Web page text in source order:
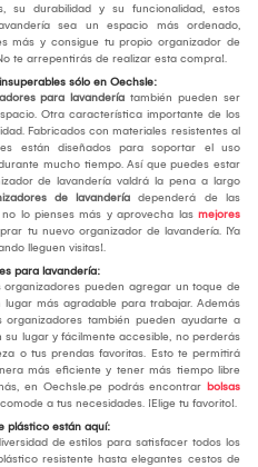
su durabilidad y su funcionalidad, estos
sea un espacio más ordenado,
más y consigue tu propio organizador de
te arrepentirás de realizar esta compra!.
sólo en Oechsle:
para lavandería también pueden ser
Otra característica importante de los
Fabricados con materiales resistentes al
están diseñados para soportar el uso
mucho tiempo. Así que puedes estar
de lavandería valdrá la pena a largo
de lavandería dependerá de las
lo pienses más y aprovecha las mejores
tu nuevo organizador de lavandería. ¡Ya
lleguen visitas!.
para lavandería:
pueden agregar un toque de
más agradable para trabajar. Además
también pueden ayudarte a
lugar y fácilmente accesible, no perderás
o tus prendas favoritas. Esto te permitirá
más eficiente y tener más tiempo libre
en Oechsle.pe podrás encontrar bolsas
a tus necesidades. ¡Elige tu favorito!.
plástico están aquí:
de estilos para satisfacer todos los
resistente hasta elegantes cestos de